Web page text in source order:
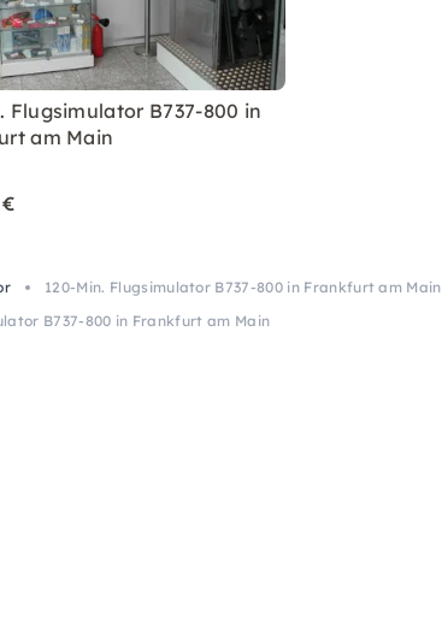
Flugsimulator B737-800 in
am Main
120-Min. Flugsimulator B737-800 in Frankfurt am Main
B737-800 in Frankfurt am Main